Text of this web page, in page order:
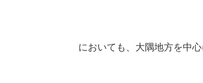
においても、大隅地方を中